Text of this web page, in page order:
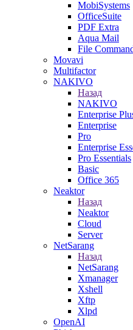
MobiSystems
OfficeSuite
PDF Extra
Aqua Mail
File
Movavi
Multifactor
NAKIVO
Назад
NAKIVO
Enterprise
Enterprise
Pro
Enterprise
Pro Essentials
Basic
Office 365
Neaktor
Назад
Neaktor
Cloud
Server
NetSarang
Назад
NetSarang
Xmanager
Xshell
Xftp
Xlpd
OpenAI